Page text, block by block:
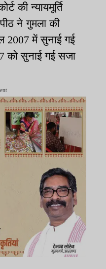
की न्यायमूर्ति
ने गुमला की
2007 में सुनाई गई
को सुनाई गई सजा